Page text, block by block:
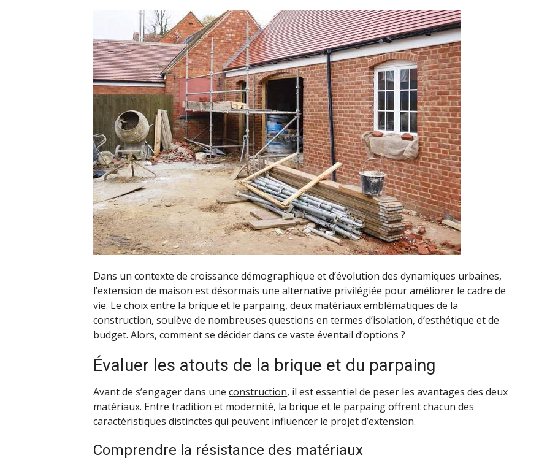
Dans un contexte de croissance démographique et d’évolution des dynamiques urbaines,
l’extension de maison est désormais une alternative privilégiée pour améliorer le cadre de
vie. Le choix entre la brique et le parpaing, deux matériaux emblématiques de la
construction, soulève de nombreuses questions en termes d’isolation, d’esthétique et de
budget. Alors, comment se décider dans ce vaste éventail d’options ?
Évaluer les atouts de la brique et du parpaing
Avant de s’engager dans une construction, il est essentiel de peser les avantages des deux
matériaux. Entre tradition et modernité, la brique et le parpaing offrent chacun des
caractéristiques distinctes qui peuvent influencer le projet d’extension.
Comprendre la résistance des matériaux